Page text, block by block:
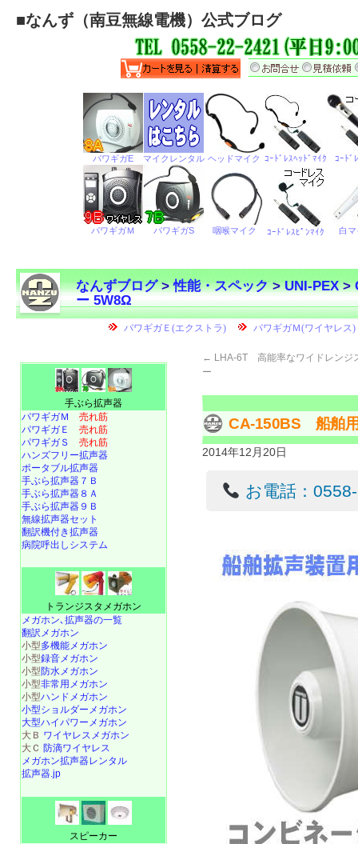
■なんず（南豆無線電機）公式ブログ
なんずブログ>性能・スペック>UNI-PEX>
ー 5W8Ω
← LHA-6T 高能率なワイドレンジ
ー
CA-150BS 船舶
2014年12月20日
お電話：
手ぶら拡声器
パワギガＭ 売れ筋
パワギガＥ 売れ筋
パワギガＳ 売れ筋
ハンズフリー拡声器
ポータブル拡声器
手ぶら拡声器７Ｂ
手ぶら拡声器８Ａ
手ぶら拡声器９Ｂ
無線拡声器セット
翻訳機付き拡声器
病院呼出しシステム
トランジスタメガホン
メガホン､拡声器の一覧
翻訳メガホン
小型多機能メガホン
小型録音メガホン
小型防水メガホン
小型非常用メガホン
小型ハンドメガホン
小型ショルダーメガホン
大型ハイパワーメガホン
大Ｂ ワイヤレスメガホン
大Ｃ 防滴ワイヤレス
メガホン拡声器レンタル
拡声器.jp
スピーカー